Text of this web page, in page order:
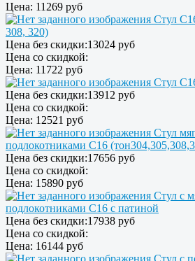
Цена: 11269 руб
Стул
308, 320)
Цена без скидки:13024 руб
Цена со скидкой:
Цена: 11722 руб
Стул
Цена без скидки:13912 руб
Цена со скидкой:
Цена: 12521 руб
Стул
подлокотниками С16
Цена без скидки:17656 руб
Цена со скидкой:
Цена: 15890 руб
Стул с
подлокотниками С16 с патиной
Цена без скидки:17938 руб
Цена со скидкой:
Цена: 16144 руб